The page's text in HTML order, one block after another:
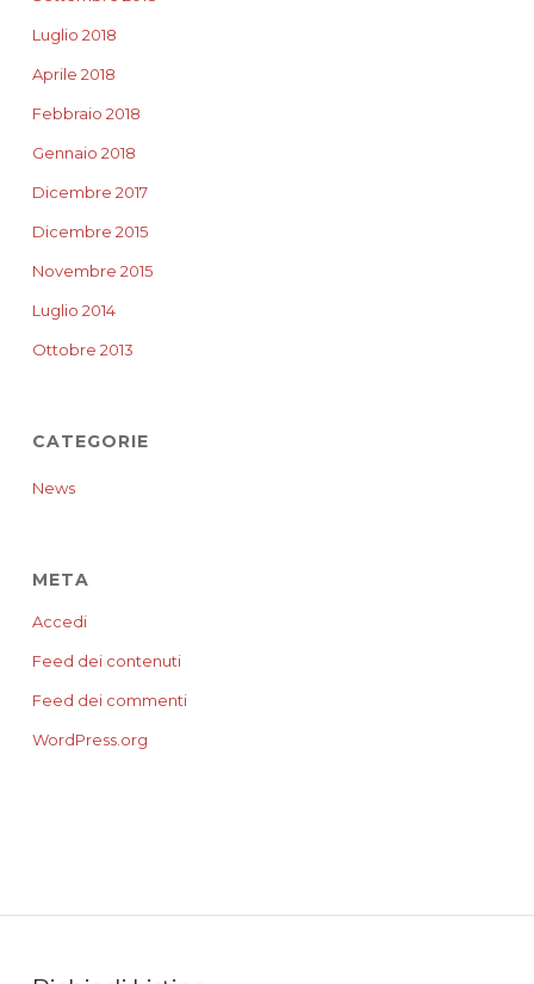
Luglio 2018
Aprile 2018
Febbraio 2018
Gennaio 2018
Dicembre 2017
Dicembre 2015
Novembre 2015
Luglio 2014
Ottobre 2013
CATEGORIE
News
META
Accedi
Feed dei contenuti
Feed dei commenti
WordPress.org